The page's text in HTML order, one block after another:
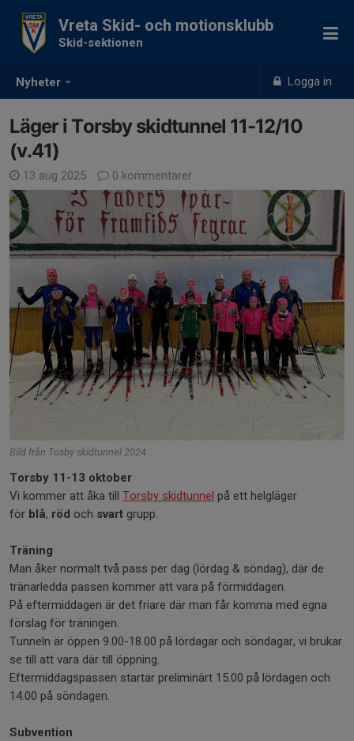
Nyheter Logga in
Vreta Skid- och motionsklubb
Skid-sektionen
Läger i Torsby skidtunnel 11-12/10
(v.41)
13 aug 2025 0 kommentarer
Bild från Tosby skidtunnel 2024
Torsby 11-13 oktober
Vi kommer att åka till Torsby skidtunnel på ett helgläger
för blå, röd och svart grupp.
Träning
Man åker normalt två pass per dag (lördag & söndag), där de
tränarledda passen kommer att vara på förmiddagen.
På eftermiddagen är det friare där man får komma med egna
förslag för träningen.
Tunneln är öppen 9.00-18.00 på lördagar och söndagar, vi brukar
se till att vara där till öppning.
Eftermiddagspassen startar preliminärt 15.00 på lördagen och
14.00 på söndagen.
Subvention